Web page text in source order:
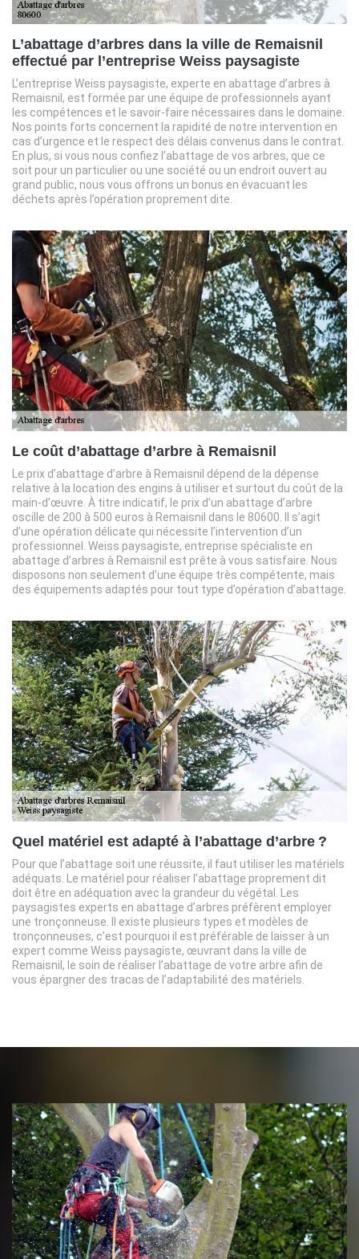
L’abattage d’arbres dans la ville de Remaisnil
effectué par l’entreprise Weiss paysagiste
L’entreprise Weiss paysagiste, experte en abattage d’arbres à
Remaisnil, est formée par une équipe de professionnels ayant
les compétences et le savoir-faire nécessaires dans le domaine.
Nos points forts concernent la rapidité de notre intervention en
cas d’urgence et le respect des délais convenus dans le contrat.
En plus, si vous nous confiez l’abattage de vos arbres, que ce
soit pour un particulier ou une société ou un endroit ouvert au
grand public, nous vous offrons un bonus en évacuant les
déchets après l’opération proprement dite.
Le coût d’abattage d’arbre à Remaisnil
Le prix d’abattage d’arbre à Remaisnil dépend de la dépense
relative à la location des engins à utiliser et surtout du coût de la
main-d’œuvre. À titre indicatif, le prix d’un abattage d’arbre
oscille de 200 à 500 euros à Remaisnil dans le 80600. Il s’agit
d’une opération délicate qui nécessite l’intervention d’un
professionnel. Weiss paysagiste, entreprise spécialiste en
abattage d’arbres à Remaisnil est prête à vous satisfaire. Nous
disposons non seulement d’une équipe très compétente, mais
des équipements adaptés pour tout type d’opération d’abattage.
Quel matériel est adapté à l’abattage d’arbre ?
Pour que l’abattage soit une réussite, il faut utiliser les matériels
adéquats. Le matériel pour réaliser l’abattage proprement dit
doit être en adéquation avec la grandeur du végétal. Les
paysagistes experts en abattage d’arbres préfèrent employer
une tronçonneuse. Il existe plusieurs types et modèles de
tronçonneuses, c’est pourquoi il est préférable de laisser à un
expert comme Weiss paysagiste, œuvrant dans la ville de
Remaisnil, le soin de réaliser l’abattage de votre arbre afin de
vous épargner des tracas de l’adaptabilité des matériels.